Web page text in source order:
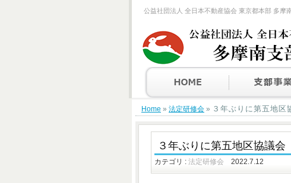
公益社団法人 全日本不動産協会 東京都本部 多摩
Home » 法定研修会 » ３年ぶりに第五地
３年ぶりに第五地区協議
カテゴリ : 法定研修会 2022.7.12